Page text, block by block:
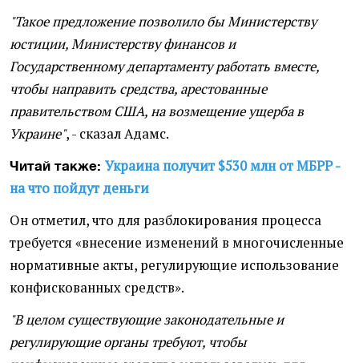
"Такое предложение позволило бы Министерству
юстиции, Министерству финансов и
Государственному департаменту работать вместе,
чтобы направить средства, арестованные
правительством США, на возмещение ущерба в
Украине", - сказал Адамс.
Читай также: Украина получит $530 млн от МБРР -
на что пойдут деньги
Он отметил, что для разблокирования процесса
требуется «внесение изменений в многочисленные
нормативные акты, регулирующие использование
конфискованных средств».
"В целом существующие законодательные и
регулирующие органы требуют, чтобы